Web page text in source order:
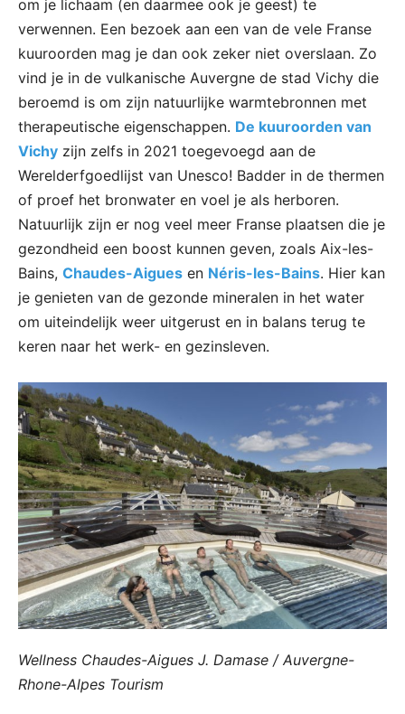
om je lichaam (en daarmee ook je geest) te
verwennen. Een bezoek aan een van de vele Franse
kuuroorden mag je dan ook zeker niet overslaan. Zo
vind je in de vulkanische Auvergne de stad Vichy die
beroemd is om zijn natuurlijke warmtebronnen met
therapeutische eigenschappen. De kuuroorden van
Vichy zijn zelfs in 2021 toegevoegd aan de
Werelderfgoedlijst van Unesco! Badder in de thermen
of proef het bronwater en voel je als herboren.
Natuurlijk zijn er nog veel meer Franse plaatsen die je
gezondheid een boost kunnen geven, zoals Aix-les-
Bains, Chaudes-Aigues en Néris-les-Bains. Hier kan
je genieten van de gezonde mineralen in het water
om uiteindelijk weer uitgerust en in balans terug te
keren naar het werk- en gezinsleven.
Wellness Chaudes-Aigues J. Damase / Auvergne-
Rhone-Alpes Tourism